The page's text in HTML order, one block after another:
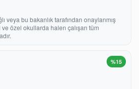
veya bu bakanlık tarafından onaylanmış
özel okullarda halen çalışan tüm
%15